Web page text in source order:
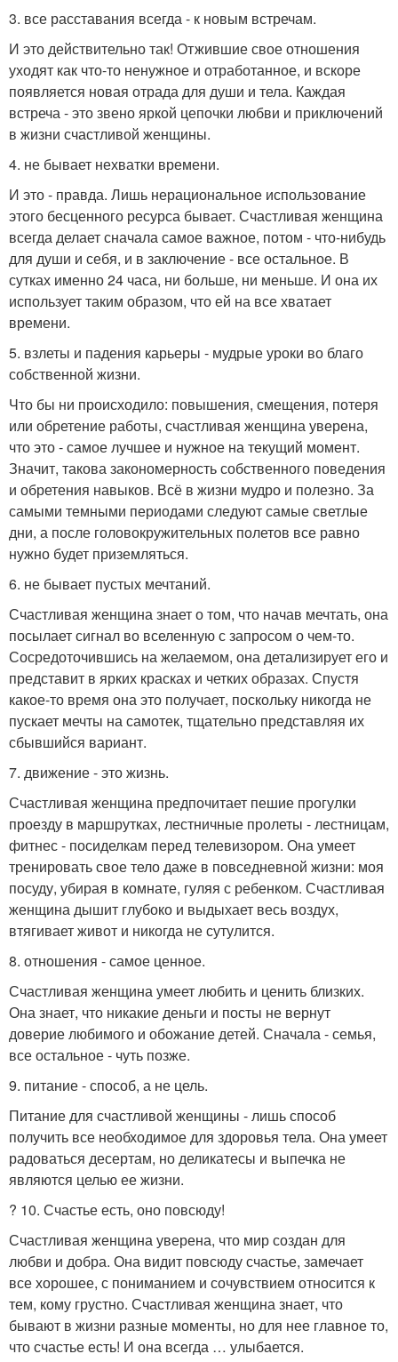
3. все расставания всегда - к новым встречам.
И это действительно так! Отжившие свое отношения
уходят как что-то ненужное и отработанное, и вскоре
появляется новая отрада для души и тела. Каждая
встреча - это звено яркой цепочки любви и приключений
в жизни счастливой женщины.
4. не бывает нехватки времени.
И это - правда. Лишь нерациональное использование
этого бесценного ресурса бывает. Счастливая женщина
всегда делает сначала самое важное, потом - что-нибудь
для души и себя, и в заключение - все остальное. В
сутках именно 24 часа, ни больше, ни меньше. И она их
использует таким образом, что ей на все хватает
времени.
5. взлеты и падения карьеры - мудрые уроки во благо
собственной жизни.
Что бы ни происходило: повышения, смещения, потеря
или обретение работы, счастливая женщина уверена,
что это - самое лучшее и нужное на текущий момент.
Значит, такова закономерность собственного поведения
и обретения навыков. Всё в жизни мудро и полезно. За
самыми темными периодами следуют самые светлые
дни, а после головокружительных полетов все равно
нужно будет приземляться.
6. не бывает пустых мечтаний.
Счастливая женщина знает о том, что начав мечтать, она
посылает сигнал во вселенную с запросом о чем-то.
Сосредоточившись на желаемом, она детализирует его и
представит в ярких красках и четких образах. Спустя
какое-то время она это получает, поскольку никогда не
пускает мечты на самотек, тщательно представляя их
сбывшийся вариант.
7. движение - это жизнь.
Счастливая женщина предпочитает пешие прогулки
проезду в маршрутках, лестничные пролеты - лестницам,
фитнес - посиделкам перед телевизором. Она умеет
тренировать свое тело даже в повседневной жизни: моя
посуду, убирая в комнате, гуляя с ребенком. Счастливая
женщина дышит глубоко и выдыхает весь воздух,
втягивает живот и никогда не сутулится.
8. отношения - самое ценное.
Счастливая женщина умеет любить и ценить близких.
Она знает, что никакие деньги и посты не вернут
доверие любимого и обожание детей. Сначала - семья,
все остальное - чуть позже.
9. питание - способ, а не цель.
Питание для счастливой женщины - лишь способ
получить все необходимое для здоровья тела. Она умеет
радоваться десертам, но деликатесы и выпечка не
являются целью ее жизни.
? 10. Счастье есть, оно повсюду!
Счастливая женщина уверена, что мир создан для
любви и добра. Она видит повсюду счастье, замечает
все хорошее, с пониманием и сочувствием относится к
тем, кому грустно. Счастливая женщина знает, что
бывают в жизни разные моменты, но для нее главное то,
что счастье есть! И она всегда … улыбается.